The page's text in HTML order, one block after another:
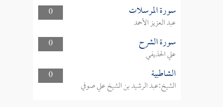
0
سورة المرسلات
عبد العزيز الأحمد
0
سورة الشرح
علي الحذيفي
0
الشاطبية
الشيخ:عبد الرشيد بن الشيخ علي صوفي